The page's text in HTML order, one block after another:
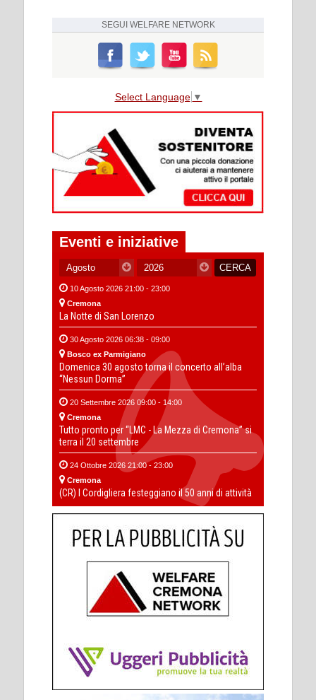
SEGUI WELFARE NETWORK
Select Language ▼
Eventi e iniziative
10 Agosto 2026 21:00 - 23:00
Cremona
La Notte di San Lorenzo
30 Agosto 2026 06:38 - 09:00
Bosco ex Parmigiano
Domenica 30 agosto torna il concerto all’alba
“Nessun Dorma”
20 Settembre 2026 09:00 - 14:00
Cremona
Tutto pronto per “LMC - La Mezza di Cremona” si
terra il 20 settembre
24 Ottobre 2026 21:00 - 23:00
Cremona
(CR) I Cordigliera festeggiano il 50 anni di attività